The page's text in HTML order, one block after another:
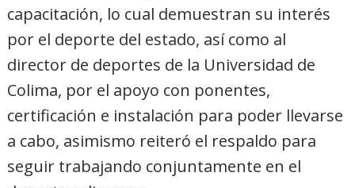
capacitación, lo cual demuestran su interés
por el deporte del estado, así como al
director de deportes de la Universidad de
Colima, por el apoyo con ponentes,
certificación e instalación para poder llevarse
a cabo, asimismo reiteró el respaldo para
seguir trabajando conjuntamente en el